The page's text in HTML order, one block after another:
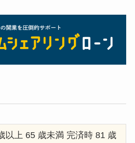
以上 65 歳未満 完済時 81 歳